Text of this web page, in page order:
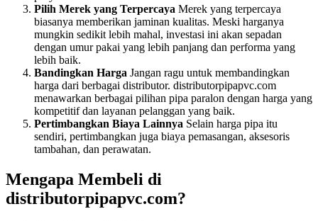
Pilih Merek yang Terpercaya Merek yang terpercaya
biasanya memberikan jaminan kualitas. Meski harganya
mungkin sedikit lebih mahal, investasi ini akan sepadan
dengan umur pakai yang lebih panjang dan performa yang
lebih baik.
Bandingkan Harga Jangan ragu untuk membandingkan
harga dari berbagai distributor. distributorpipapvc.com
menawarkan berbagai pilihan pipa paralon dengan harga yang
kompetitif dan layanan pelanggan yang baik.
Pertimbangkan Biaya Lainnya Selain harga pipa itu
sendiri, pertimbangkan juga biaya pemasangan, aksesoris
tambahan, dan perawatan.
Mengapa Membeli di
distributorpipapvc.com?